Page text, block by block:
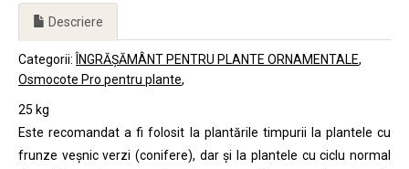
Descriere
Categorii: ÎNGRĂȘĂMÂNT PENTRU PLANTE ORNAMENTALE
Osmocote Pro pentru plante
25 kg
Este recomandat a fi folosit la plantările timpurii la plantele cu
frunze veșnic verzi (conifere), dar și la plantele cu ciclu normal